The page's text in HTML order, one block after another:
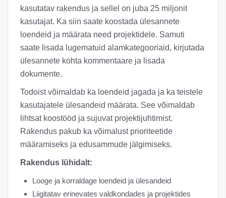
kasutatav rakendus ja sellel on juba 25 miljonit
kasutajat. Ka siin saate koostada ülesannete
loendeid ja määrata need projektidele. Samuti
saate lisada lugematuid alamkategooriaid, kirjutada
ülesannete kohta kommentaare ja lisada
dokumente.
Todoist võimaldab ka loendeid jagada ja ka teistele
kasutajatele ülesandeid määrata. See võimaldab
lihtsat koostööd ja sujuvat projektijuhtimist.
Rakendus pakub ka võimalust prioriteetide
määramiseks ja edusammude jälgimiseks.
Rakendus lühidalt:
Looge ja korraldage loendeid ja ülesandeid
Liigitatav erinevates valdkondades ja projektides